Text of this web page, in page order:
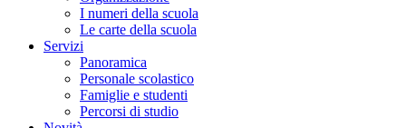
I numeri della scuola
Le carte della scuola
Servizi
Panoramica
Personale scolastico
Famiglie e studenti
Percorsi di studio